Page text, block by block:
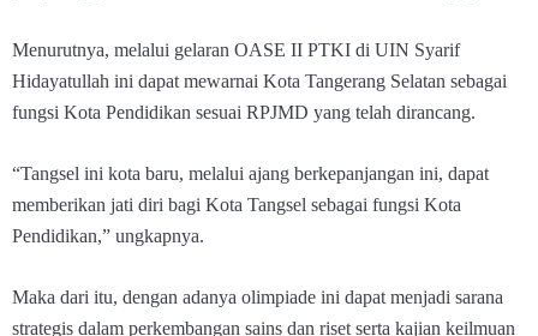
Menurutnya, melalui gelaran OASE II PTKI di UIN Syarif
Hidayatullah ini dapat mewarnai Kota Tangerang Selatan sebagai
fungsi Kota Pendidikan sesuai RPJMD yang telah dirancang.
“Tangsel ini kota baru, melalui ajang berkepanjangan ini, dapat
memberikan jati diri bagi Kota Tangsel sebagai fungsi Kota
Pendidikan,” ungkapnya.
Maka dari itu, dengan adanya olimpiade ini dapat menjadi sarana
strategis dalam perkembangan sains dan riset serta kajian keilmuan